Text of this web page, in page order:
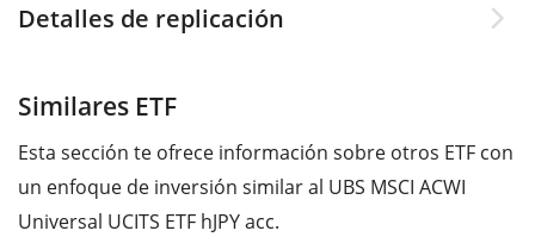
Detalles de replicación
Similares ETF
Esta sección te ofrece información sobre otros ETF con
un enfoque de inversión similar al UBS MSCI ACWI
Universal UCITS ETF hJPY acc.